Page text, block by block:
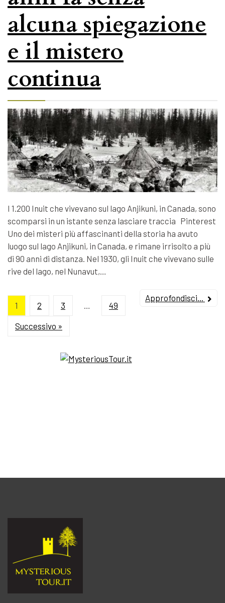
alcuna spiegazione
e il mistero
continua
I 1.200 Inuit che vivevano sul lago Anjikuni, in Canada, sono
scomparsi in un istante senza lasciare traccia Pinterest
Uno dei misteri più affascinanti della storia ha avuto
luogo sul lago Anjikuni, in Canada, e rimane irrisolto a più
di 90 anni di distanza. Nel 1930, gli Inuit che vivevano sulle
rive del lago, nel Nunavut,…
Approfondisci...
1 2 3 49
Successivo »